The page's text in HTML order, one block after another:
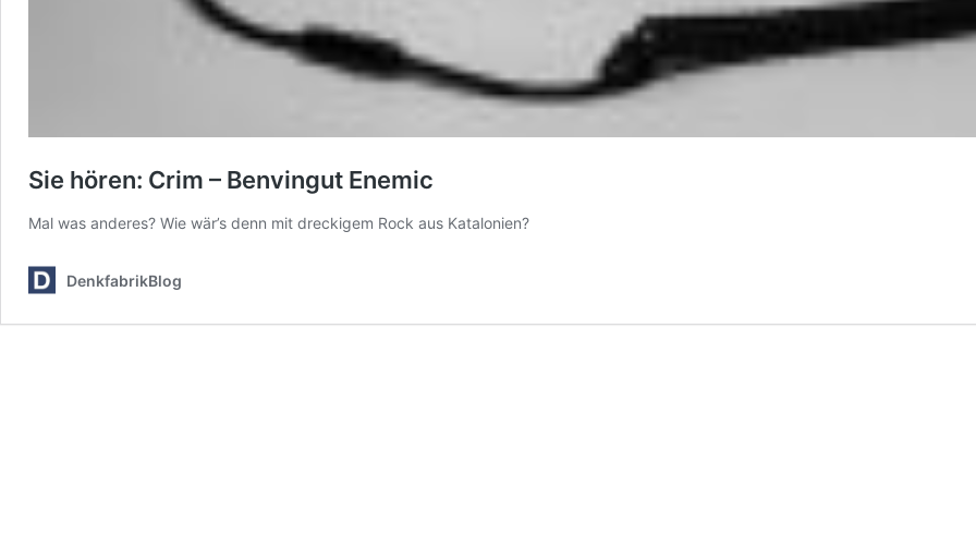
Sie hören: Crim – Benvingut Enemic
Mal was anderes? Wie wär’s denn mit dreckigem Rock aus Katalonien?
DenkfabrikBlog